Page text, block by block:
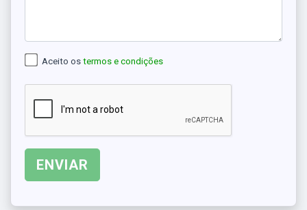
Aceito os termos e condições